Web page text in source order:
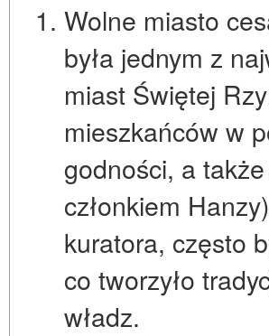
Wolne miasto
była jednym z
miast Świętej
mieszkańców w
godności, a
członkiem
kuratora, często
co tworzyło
władz.